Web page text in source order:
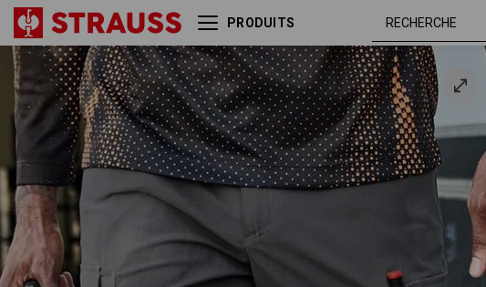
PRODUITS
Short e.s.t:aktik light ripstop
carbone